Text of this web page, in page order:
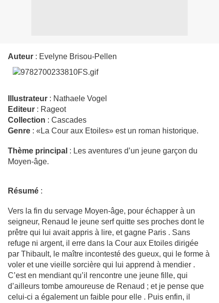
Auteur : Evelyne Brisou-Pellen
Illustrateur : Nathaele Vogel
Editeur : Rageot
Collection : Cascades
Genre : «La Cour aux Etoiles» est un roman historique.
Thème principal : Les aventures d’un jeune garçon du
Moyen-âge.
Résumé :
Vers la fin du servage Moyen-âge, pour échapper à un
seigneur, Renaud le jeune serf quitte ses proches dont le
prêtre qui lui avait appris à lire, et gagne Paris . Sans
refuge ni argent, il erre dans la Cour aux Etoiles dirigée
par Thibault, le maître incontesté des gueux, qui le forme à
voler et une vieille sorcière qui lui apprend à mendier .
C’est en mendiant qu’il rencontre une jeune fille, qui
d’ailleurs tombe amoureuse de Renaud ; et je pense que
celui-ci a également un faible pour elle . Puis enfin, il